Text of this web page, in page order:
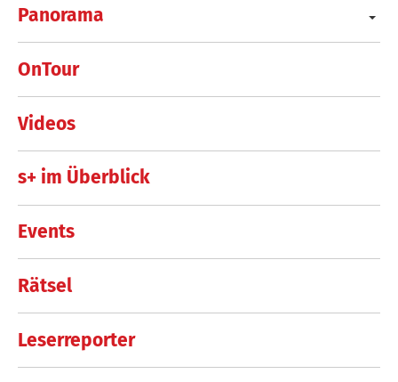
Panorama
OnTour
Videos
s+ im Überblick
Events
Rätsel
Leserreporter